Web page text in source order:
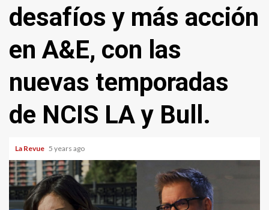
desafíos y más acción
en A&E, con las
nuevas temporadas
de NCIS LA y Bull.
La Revue 5 years ago